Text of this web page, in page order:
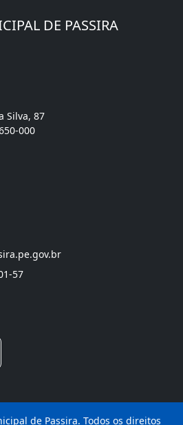
DE PASSIRA
Silva, 87
000
57
de Passira. Todos os direitos